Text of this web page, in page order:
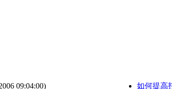
09:04:00)
如何提高